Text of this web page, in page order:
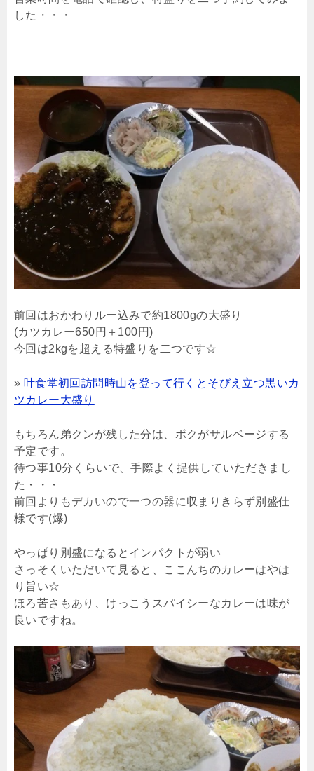
した・・・
前回はおかわりルー込みで約1800gの大盛り
(カツカレー650円＋100円)
今回は2kgを超える特盛りを二つです☆
» 叶食堂初回訪問時山を登って行くとそびえ立つ黒いカ
ツカレー大盛り
もちろん弟クンが残した分は、ボクがサルベージする
予定です。
待つ事10分くらいで、手際よく提供していただきまし
た・・・
前回よりもデカいので一つの器に収まりきらず別盛仕
様です(爆)
やっぱり別盛になるとインパクトが弱い
さっそくいただいて見ると、ここんちのカレーはやは
り旨い☆
ほろ苦さもあり、けっこうスパイシーなカレーは味が
良いですね。